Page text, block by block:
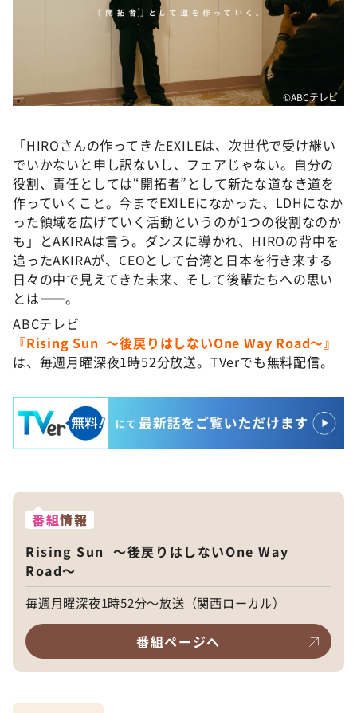
©️ABCテレビ
「HIROさんの作ってきたEXILEは、次世代で受け継い
でいかないと申し訳ないし、フェアじゃない。自分の
役割、責任としては“開拓者”として新たな道なき道を
作っていくこと。今までEXILEになかった、LDHになか
った領域を広げていく活動というのが1つの役割なのか
も」とAKIRAは言う。ダンスに導かれ、HIROの背中を
追ったAKIRAが、CEOとして台湾と日本を行き来する
日々の中で見えてきた未来、そして後輩たちへの思い
とは――。
ABCテレビ
『Rising Sun 〜後戻りはしないOne Way Road〜』
は、毎週月曜深夜1時52分放送。TVerでも無料配信。
番組情報
Rising Sun 〜後戻りはしないOne Way
Road〜
毎週月曜深夜1時52分～放送（関西ローカル）
番組ページへ